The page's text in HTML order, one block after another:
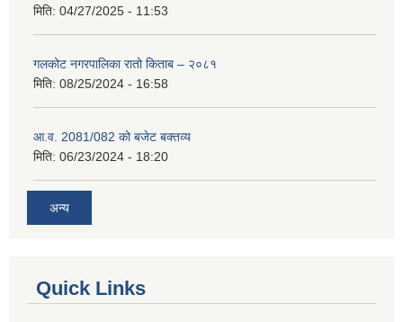
मिति: 04/27/2025 - 11:53
गलकोट नगरपालिका रातो किताब – २०८१
मिति: 08/25/2024 - 16:58
आ.व. 2081/082 को बजेट बक्तव्य
मिति: 06/23/2024 - 18:20
अन्य
Quick Links